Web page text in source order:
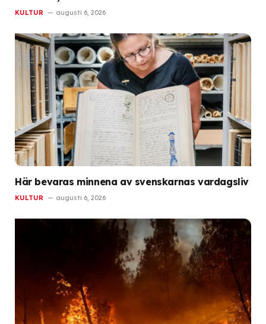
KULTUR augusti 6, 2026
Här bevaras minnena av svenskarnas vardagsliv
KULTUR augusti 6, 2026